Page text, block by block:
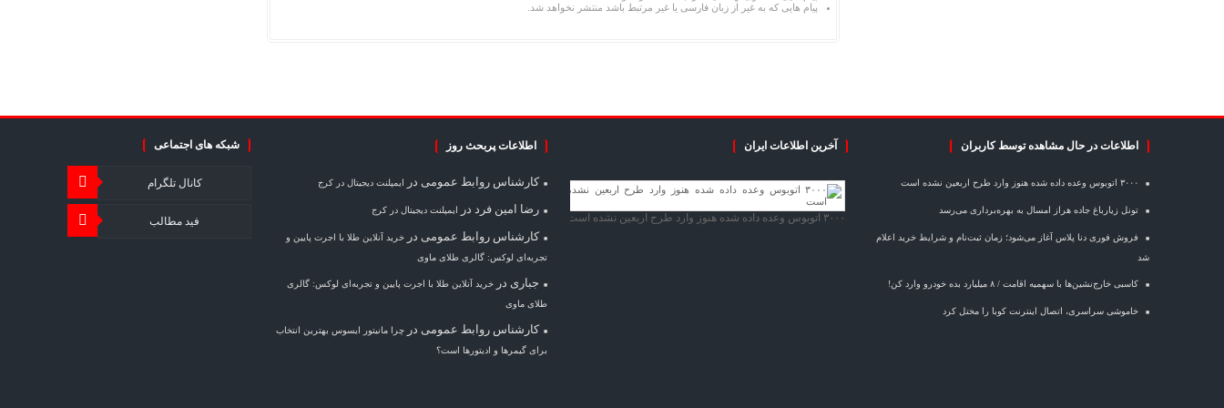
پیام هایی که به غیر از زبان فارسی یا غیر مرتبط باشد منتشر نخواهد شد.
اطلاعات در حال مشاهده توسط کاربران
۳۰۰۰ اتوبوس وعده داده شده هنوز وارد طرح اربعین نشده است
تونل زیارباغ جاده هراز امسال به بهره‌برداری می‌رسد
فروش فوری دنا پلاس آغاز می‌شود؛ زمان ثبت‌نام و شرایط خرید اعلام
شد
کاسبی خارج‌نشین‌ها با سهمیه اقامت / ۸ میلیارد بده خودرو وارد کن!
خاموشی سراسری، اتصال اینترنت کوبا را مختل کرد
آخرین اطلاعات ایران
۳۰۰۰ اتوبوس وعده داده شده هنوز وارد طرح اربعین نشده است
اطلاعات پربحث روز
کارشناس روابط عمومی در ایمپلنت دیجیتال در کرج
رضا امین فرد در ایمپلنت دیجیتال در کرج
کارشناس روابط عمومی درخرید آنلاین طلا با اجرت پایین و
تجربه‌ای لوکس: گالری طلای ماوی
جباری درخرید آنلاین طلا با اجرت پایین و تجربه‌ای لوکس: گالری
طلای ماوی
کارشناس روابط عمومی درچرا مانیتور ایسوس بهترین انتخاب
برای گیمرها و ادیتورها است؟
شبکه های اجتماعی
کانال تلگرام
فید مطالب